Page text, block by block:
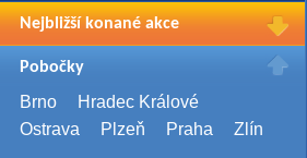
Pro zobrazení Vašich registrací na akce
se prosím přihlašte.
Nejbližší konané akce
WUG Days 2026
4. 9. 2026,Brno
SQL Server Bootcamp 2026
Pobočky
Brno
Hradec Králové
Ostrava
Plzeň Praha Zlín